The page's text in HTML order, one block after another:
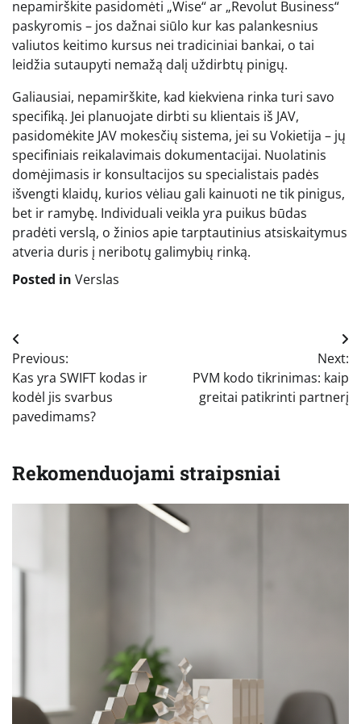
nepamirškite pasidomėti „Wise“ ar „Revolut Business“
paskyromis – jos dažnai siūlo kur kas palankesnius
valiutos keitimo kursus nei tradiciniai bankai, o tai
leidžia sutaupyti nemažą dalį uždirbtų pinigų.
Galiausiai, nepamirškite, kad kiekviena rinka turi savo
specifiką. Jei planuojate dirbti su klientais iš JAV,
pasidomėkite JAV mokesčių sistema, jei su Vokietija – jų
specifiniais reikalavimais dokumentacijai. Nuolatinis
domėjimasis ir konsultacijos su specialistais padės
išvengti klaidų, kurios vėliau gali kainuoti ne tik pinigus,
bet ir ramybę. Individuali veikla yra puikus būdas
pradėti verslą, o žinios apie tarptautinius atsiskaitymus
atveria duris į neribotų galimybių rinką.
Posted in Verslas
Navigacija
tarp
įrašų
Previous:
Kas yra SWIFT kodas ir
kodėl jis svarbus
pavedimams?
Next:
PVM kodo tikrinimas: kaip
greitai patikrinti partnerį
Rekomenduojami straipsniai